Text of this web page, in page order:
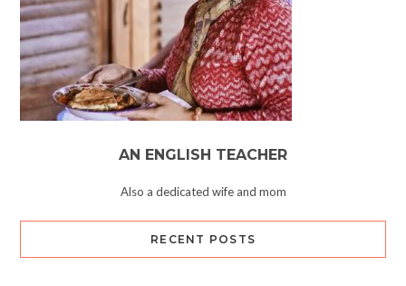
AN ENGLISH TEACHER
Also a dedicated wife and mom
RECENT POSTS